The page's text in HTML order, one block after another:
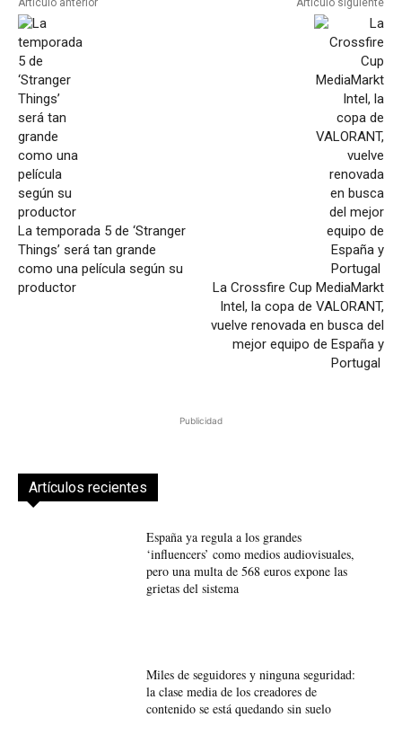
Artículo anterior
La temporada 5 de ‘Stranger
Things’ será tan grande
como una película según su
productor
Artículo siguiente
La Crossfire Cup MediaMarkt
Intel, la copa de VALORANT,
vuelve renovada en busca del
mejor equipo de España y
Portugal
Publicidad
Artículos recientes
España ya regula a los grandes
‘influencers’ como medios audiovisuales,
pero una multa de 568 euros expone las
grietas del sistema
Miles de seguidores y ninguna seguridad:
la clase media de los creadores de
contenido se está quedando sin suelo